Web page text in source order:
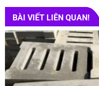
BÀI VIẾT LIÊN QUAN!